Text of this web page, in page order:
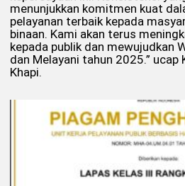
menunjukkan komitmen kuat
pelayanan terbaik kepada
binaan. Kami akan terus
kepada publik dan mewujudkan
dan Melayani tahun 2025.” ucap
Khapi.